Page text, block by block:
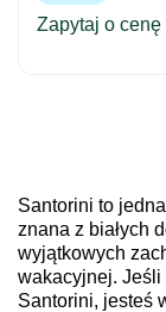
Zapytaj o cenę
Santorini to
znana z białych
wyjątkowych
wakacyjnej.
Santorini, jesteś